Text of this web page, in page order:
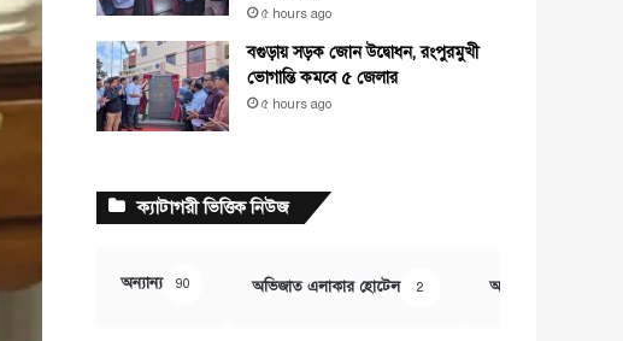
৫ hours ago
বগুড়ায় সড়ক জোন উদ্বোধন, রংপুরমুখী
ভোগান্তি কমবে ৫ জেলার
৫ hours ago
ক্যাটাগরী ভিত্তিক নিউজ
অন্যান্য 90 অভিজাত এলাকার হোটেল 2 অর্থ ও বানিজ্য